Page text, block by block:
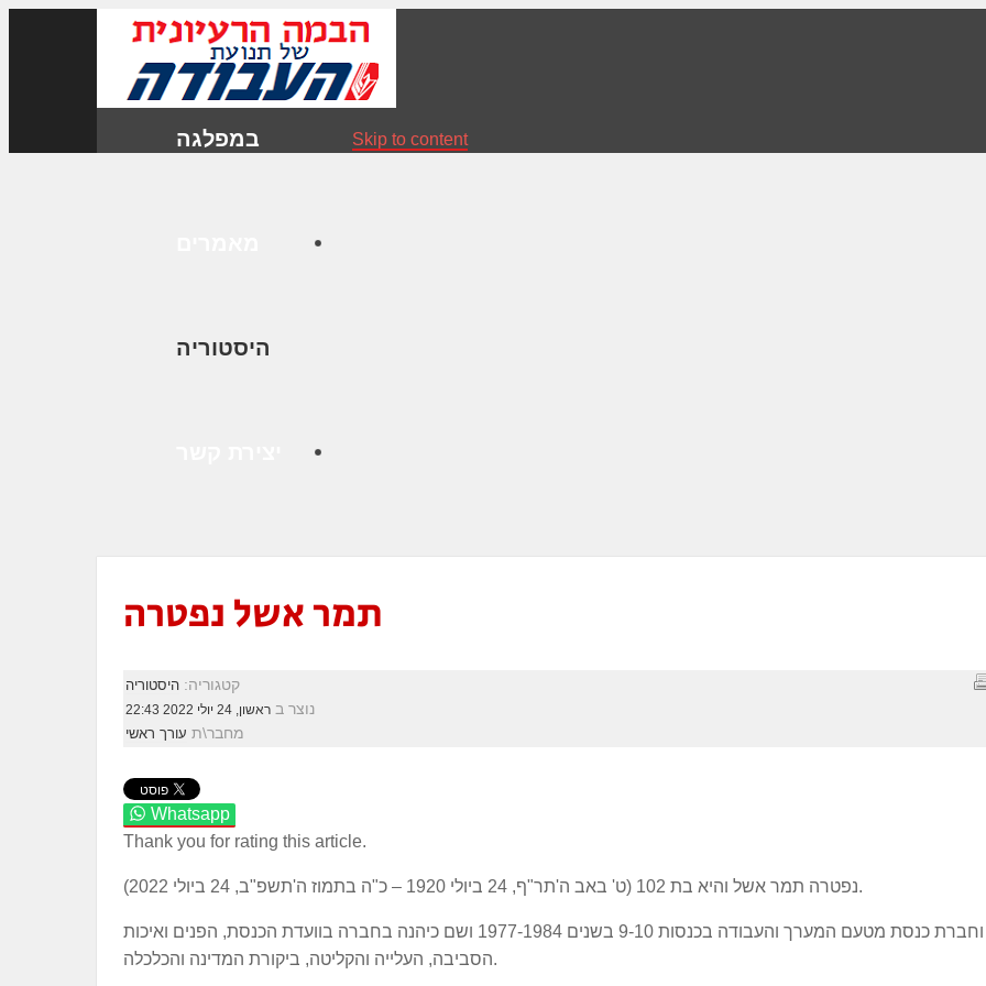
במפלגה
היסטוריה
Skip to content
תמר אשל נפטרה
קטגוריה: היסטוריה
נוצר ב ראשון, 24 יולי 2022 22:43
מחבר\ת עורך ראשי
Whatsapp
Thank you for rating this article.
נפטרה תמר אשל והיא בת 102 (ט' באב ה'תר"ף, 24 ביולי 1920 – כ"ה בתמוז ה'תשפ"ב, 24 ביולי 2022).
מקימת נעמ"ת וחברת כנסת מטעם המערך והעבודה בכנסות 9-10 בשנים 1977-1984 ושם כיהנה בחברה בוועדת הכנסת, הפנים ואיכות
הסביבה, העלייה והקליטה, ביקורת המדינה והכלכלה.